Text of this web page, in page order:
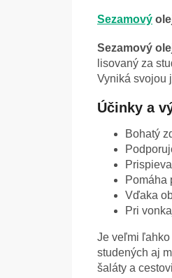
Sezamový
Sezamový
lisovaný za
Vyniká svojou
Účinky a
Bohatý
Pomáha
Vďaka
Pri
Je veľmi ľahko
studených aj
šaláty a